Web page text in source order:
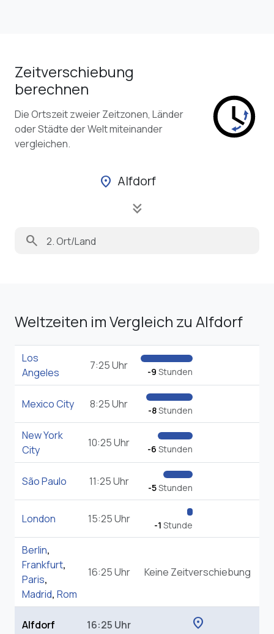
Zeitverschiebung
berechnen
Die Ortszeit zweier Zeitzonen, Länder
oder Städte der Welt miteinander
vergleichen.
location_on Alfdorf
keyboard_double_arrow_down
search
Weltzeiten im Vergleich zu Alfdorf
Los
Angeles
7:25 Uhr -9 Stunden
Mexico City 8:25 Uhr -8Stunden
New York
City
10:25 Uhr -6 Stunden
São Paulo 11:25 Uhr -5Stunden
London 15:25 Uhr -1 Stunde
Berlin,
Frankfurt,
Paris,
Madrid, Rom
16:25 Uhr Keine Zeitverschiebung
Alfdorf 16:25 Uhr location_on